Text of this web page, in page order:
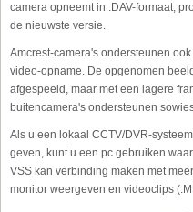
camera opneemt in .DAV-formaat,
de nieuwste versie.
Amcrest-camera's ondersteunen
video-opname. De opgenomen
afgespeeld, maar met een lagere
buitencamera's ondersteunen
Als u een lokaal CCTV/DVR-
geven, kunt u een pc gebruiken
VSS kan verbinding maken met
monitor weergeven en videoclips